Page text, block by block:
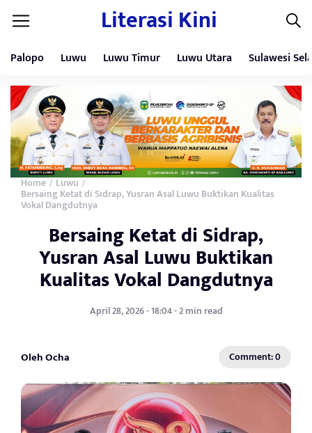
Literasi Kini
Palopo Luwu Luwu Timur Luwu Utara Sulawesi
Home / Luwu /
Bersaing Ketat di Sidrap, Yusran Asal Luwu Buktikan Kualitas
Vokal Dangdutnya
Bersaing Ketat di Sidrap,
Yusran Asal Luwu Buktikan
Kualitas Vokal Dangdutnya
April 28, 2026 - 18:04 - 2 min read
Oleh Ocha Comment: 0